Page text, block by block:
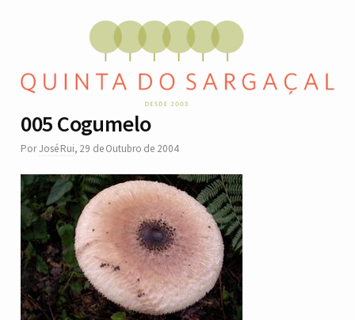
005 Cogumelo
PorJosé Rui, 29 de Outubro de 2004